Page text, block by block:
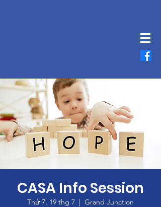
CASA Info Session
Thứ 7, 19 thg 7
  |
Grand Junction